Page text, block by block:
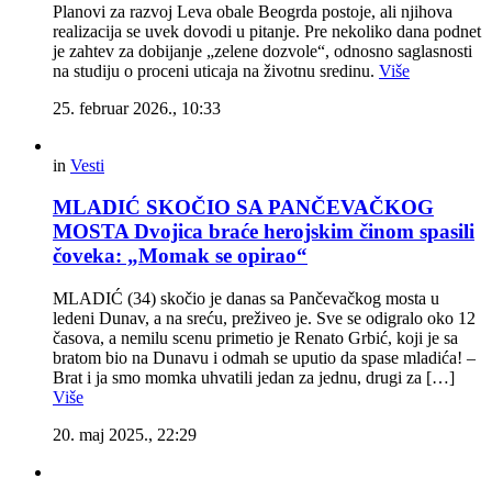
Planovi za razvoj Leva obale Beogrda postoje, ali njihova
realizacija se uvek dovodi u pitanje. Pre nekoliko dana podnet
je zahtev za dobijanje „zelene dozvole“, odnosno saglasnosti
na studiju o proceni uticaja na životnu sredinu. Više
25. februar 2026., 10:33
in Vesti
MLADIĆ SKOČIO SA PANČEVAČKOG
MOSTA Dvojica braće herojskim činom spasili
čoveka: „Momak se opirao“
MLADIĆ (34) skočio je danas sa Pančevačkog mosta u
ledeni Dunav, a na sreću, preživeo je. Sve se odigralo oko 12
časova, a nemilu scenu primetio je Renato Grbić, koji je sa
bratom bio na Dunavu i odmah se uputio da spase mladića! –
Brat i ja smo momka uhvatili jedan za jednu, drugi za […]
Više
20. maj 2025., 22:29